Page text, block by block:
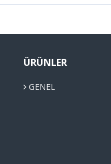
ÜRÜNLER
GENEL